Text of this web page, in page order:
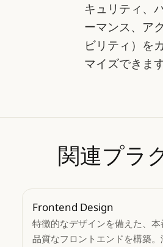
キュリティ、
ーマンス、ア
ビリティ）を
マイズできます
関連プラ
Frontend Design
特徴的なデザインを備えた、
品質なフロントエンドを構築。